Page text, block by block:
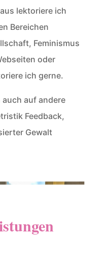
lektoriere ich
Bereichen
Feminismus
oder
ich gerne.
auf andere
Feedback,
Gewalt